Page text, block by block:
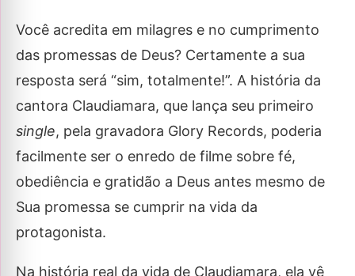
Você acredita em milagres e no cumprimento
das promessas de Deus? Certamente a sua
resposta será “sim, totalmente!”. A história da
cantora Claudiamara, que lança seu primeiro
single, pela gravadora Glory Records, poderia
facilmente ser o enredo de filme sobre fé,
obediência e gratidão a Deus antes mesmo de
Sua promessa se cumprir na vida da
protagonista.
Na história real da vida de Claudiamara, ela vê